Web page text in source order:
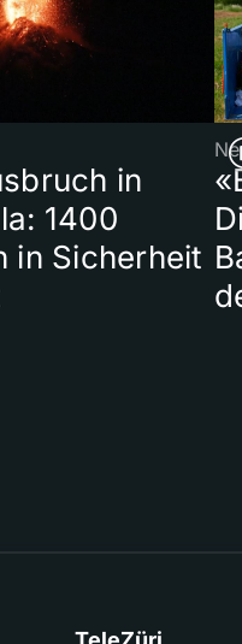
in
1400
in Sicherheit